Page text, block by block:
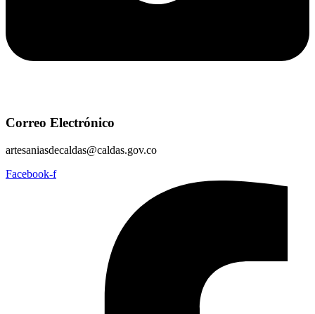
Correo Electrónico
artesaniasdecaldas@caldas.gov.co
Facebook-f